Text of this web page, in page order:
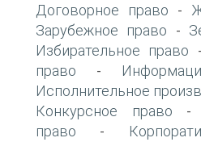
Договорное право -
Зарубежное право -
Избирательное право
право -
Исполнительное
Конкурсное право -
право -